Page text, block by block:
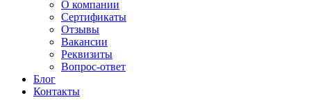
О компании
Сертификаты
Отзывы
Вакансии
Реквизиты
Вопрос-ответ
Блог
Контакты